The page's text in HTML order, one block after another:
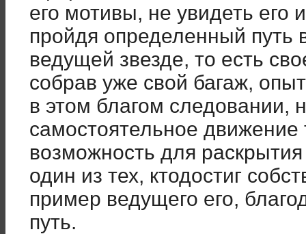
его мотивы, не увидеть его
пройдя определенный путь
ведущей звезде, то есть
собрав уже свой багаж,
в этом благом следовании,
самостоятельное
возможность для
один из тех, ктодостиг
пример ведущего его,
путь.